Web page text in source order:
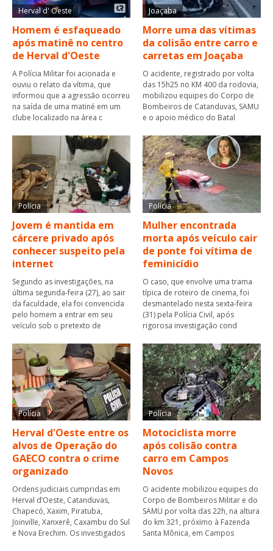
Herval d' Oeste
Homem é esfaqueado
após matinê no centro
de Herval d'Oeste
A Polícia Militar foi acionada e
ouviu o relato da vítima, que
informou que a agressão ocorreu
na saída de uma matiné em um
clube localizado na área c
Joaçaba
Morre uma das vítimas
da colisão entre carro e
carretas em Joaçaba
O acidente, registrado por volta
das 15h25 no KM 400 da rodovia,
mobilizou equipes do Corpo de
Bombeiros de Catanduvas, SAMU
e o apoio médico do Batal
Polícia
Jovem é mantida em
cárcere privado após
conhecer suspeito pela
internet
Segundo as investigações, na
última segunda-feira (27), ao sair
da faculdade, ela foi convencida
pelo homem a entrar em seu
veículo sob o pretexto de
Polícia
Mulher encontrada
morta após veículo cair
de ponte foi vítima de
feminicídio
O caso, que envolve uma trama
típica de roteiro de cinema, foi
desmantelado nesta sexta-feira
(31) pela Polícia Civil, após
rigorosa investigação cond
Polícia
Herval d'Oeste entre os
alvos de Operação do
GAECO contra o crime
organizado
Ordens judiciais cumpridas em
Herval d’Oeste, Catanduvas,
Chapecó, Xaxim, Piratuba,
Joinville, Xanxerê, Caxambu do Sul
e Nova Erechim. Os investigados
Polícia
Motociclista morre
após colisão contra
carro em Campos
Novos
O acidente mobilizou equipes do
Corpo de Bombeiros Militar e do
SAMU por volta das 22h, na altura
do km 321, próximo à Fazenda
Santa Mônica, em Campos